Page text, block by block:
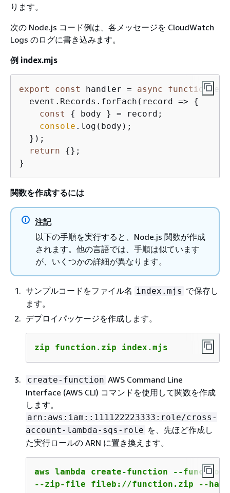
ります。
次の Node.js コード例は、各メッセージを CloudWatch
Logs のログに書き込みます。
例 index.mjs
export const handler = async function(
  event.Records.forEach(
record =>
{
const
{
body } = record;
console .log(body);
  });
return
{};
}
関数を作成するには
注記
以下の手順を実行すると、Node.js 関数が作成
されます。他の言語では、手順は似ています
が、いくつかの詳細が異なります。
サンプルコードをファイル名 index.mjs で保存し
ます。
デプロイパッケージを作成します。
zip function.zip index.mjs
create-function AWS Command Line
Interface (AWS CLI) コマンドを使用して関数を作成
します。
arn:aws:iam::111122223333:role/cross-
account-lambda-sqs-role を、先ほど作成し
た実行ロールの ARN に置き換えます。
aws lambda create-function --function-
--zip-file fileb://function.zip --